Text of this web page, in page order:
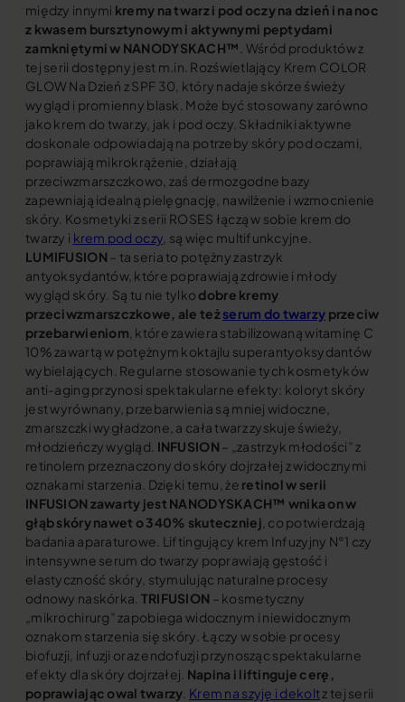
między innymi kremy na twarz i pod oczy na dzień i na noc
z kwasem bursztynowym i aktywnymi peptydami
zamkniętymi w NANODYSKACH™ . Wśród produktów z
tej serii dostępny jest m.in. Rozświetlający Krem COLOR
GLOW Na Dzień z SPF 30, który nadaje skórze świeży
wygląd i promienny blask. Może być stosowany zarówno
jako krem do twarzy, jak i pod oczy. Składniki aktywne
doskonale odpowiadają na potrzeby skóry pod oczami,
poprawiają mikrokrążenie, działają
przeciwzmarszczkowo, zaś dermozgodne bazy
zapewniają idealną pielęgnację, nawilżenie i wzmocnienie
skóry. Kosmetyki z serii ROSES łączą w sobie krem do
twarzy i krem pod oczy , są więc multifunkcyjne.
LUMIFUSION – ta seria to potężny zastrzyk
antyoksydantów, które poprawiają zdrowie i młody
wygląd skóry. Są tu nie tylko dobre kremy
przeciwzmarszczkowe, ale teżserum do twarzy przeciw
przebarwieniom , które zawiera stabilizowaną witaminę C
10% zawartą w potężnym koktajlu superantyoksydantów
wybielających. Regularne stosowanie tych kosmetyków
anti-aging przynosi spektakularne efekty: koloryt skóry
jest wyrównany, przebarwienia są mniej widoczne,
zmarszczki wygładzone, a cała twarz zyskuje świeży,
młodzieńczy wygląd. INFUSION – „zastrzyk młodości” z
retinolem przeznaczony do skóry dojrzałej z widocznymi
oznakami starzenia. Dzięki temu, że retinol w serii
INFUSION zawarty jest NANODYSKACH™ wnika on w
głąb skóry nawet o 340% skuteczniej , co potwierdzają
badania aparaturowe. Liftingujący krem Infuzyjny N°1 czy
intensywne serum do twarzy poprawiają gęstość i
elastyczność skóry, stymulując naturalne procesy
odnowy naskórka. TRIFUSION – kosmetyczny
„mikrochirurg” zapobiega widocznym i niewidocznym
oznakom starzenia się skóry. Łączy w sobie procesy
biofuzji, infuzji oraz endofuzji przynosząc spektakularne
efekty dla skóry dojrzałej. Napina i liftinguje cerę,
poprawiając owal twarzy Krem na szyję i dekolt z tej serii